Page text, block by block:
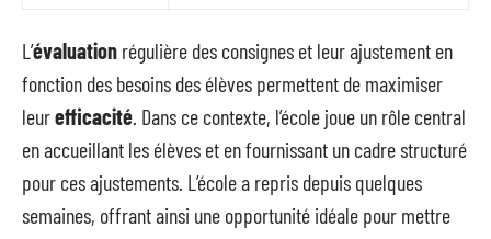
L’évaluation régulière des consignes et leur ajustement en
fonction des besoins des élèves permettent de maximiser
leurefficacité. Dans ce contexte, l’école joue un rôle central
en accueillant les élèves et en fournissant un cadre structuré
pour ces ajustements. L’école a repris depuis quelques
semaines, offrant ainsi une opportunité idéale pour mettre